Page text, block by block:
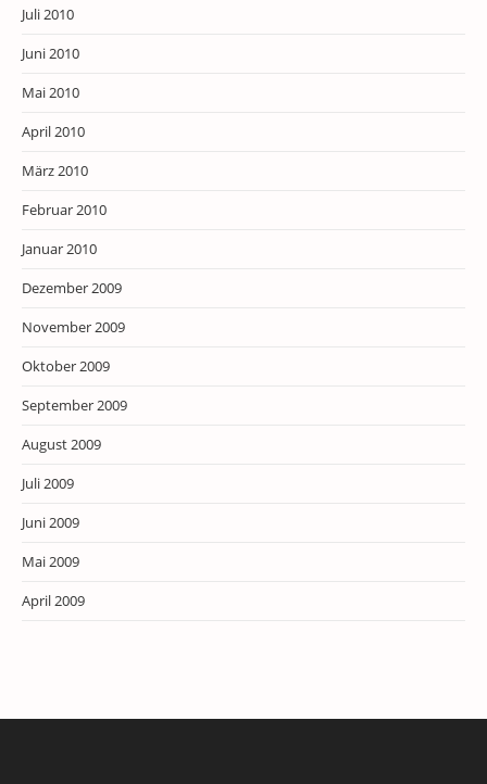
Juli 2010
Juni 2010
Mai 2010
April 2010
März 2010
Februar 2010
Januar 2010
Dezember 2009
November 2009
Oktober 2009
September 2009
August 2009
Juli 2009
Juni 2009
Mai 2009
April 2009